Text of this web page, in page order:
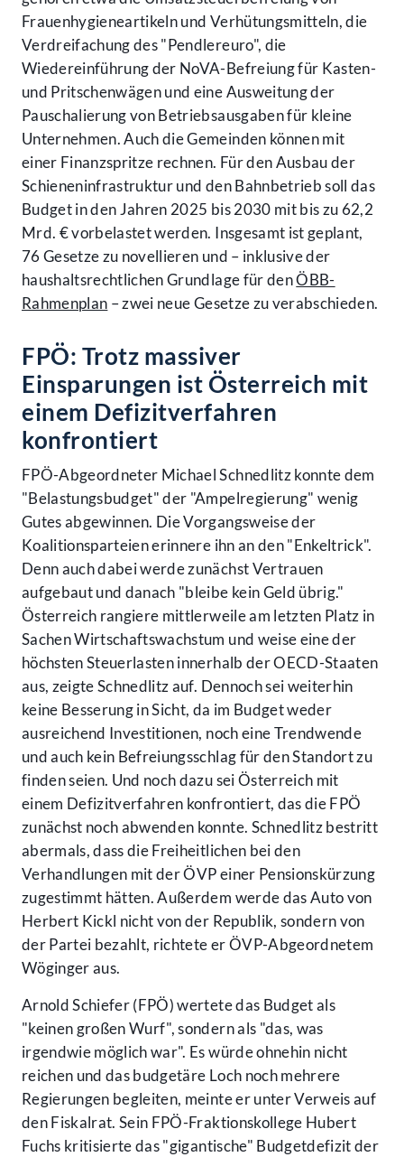
Frauenhygieneartikeln und Verhütungsmitteln, die
Verdreifachung des "Pendlereuro", die
Wiedereinführung der NoVA-Befreiung für Kasten-
und Pritschenwägen und eine Ausweitung der
Pauschalierung von Betriebsausgaben für kleine
Unternehmen. Auch die Gemeinden können mit
einer Finanzspritze rechnen. Für den Ausbau der
Schieneninfrastruktur und den Bahnbetrieb soll das
Budget in den Jahren 2025 bis 2030 mit bis zu 62,2
Mrd. € vorbelastet werden. Insgesamt ist geplant,
76 Gesetze zu novellieren und – inklusive der
haushaltsrechtlichen Grundlage für denÖBB-
Rahmenplan – zwei neue Gesetze zu verabschieden.
FPÖ: Trotz massiver
Einsparungen ist Österreich mit
einem Defizitverfahren
konfrontiert
FPÖ-Abgeordneter Michael Schnedlitz konnte dem
"Belastungsbudget" der "Ampelregierung" wenig
Gutes abgewinnen. Die Vorgangsweise der
Koalitionsparteien erinnere ihn an den "Enkeltrick".
Denn auch dabei werde zunächst Vertrauen
aufgebaut und danach "bleibe kein Geld übrig."
Österreich rangiere mittlerweile am letzten Platz in
Sachen Wirtschaftswachstum und weise eine der
höchsten Steuerlasten innerhalb der OECD-Staaten
aus, zeigte Schnedlitz auf. Dennoch sei weiterhin
keine Besserung in Sicht, da im Budget weder
ausreichend Investitionen, noch eine Trendwende
und auch kein Befreiungsschlag für den Standort zu
finden seien. Und noch dazu sei Österreich mit
einem Defizitverfahren konfrontiert, das die FPÖ
zunächst noch abwenden konnte. Schnedlitz bestritt
abermals, dass die Freiheitlichen bei den
Verhandlungen mit der ÖVP einer Pensionskürzung
zugestimmt hätten. Außerdem werde das Auto von
Herbert Kickl nicht von der Republik, sondern von
der Partei bezahlt, richtete er ÖVP-Abgeordnetem
Wöginger aus.
Arnold Schiefer (FPÖ) wertete das Budget als
"keinen großen Wurf", sondern als "das, was
irgendwie möglich war". Es würde ohnehin nicht
reichen und das budgetäre Loch noch mehrere
Regierungen begleiten, meinte er unter Verweis auf
den Fiskalrat. Sein FPÖ-Fraktionskollege Hubert
Fuchs kritisierte das "gigantische" Budgetdefizit der